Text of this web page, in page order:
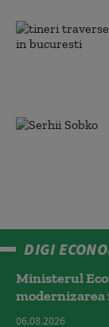
DIGI
Ministerul
modernizarea
06.08.2026